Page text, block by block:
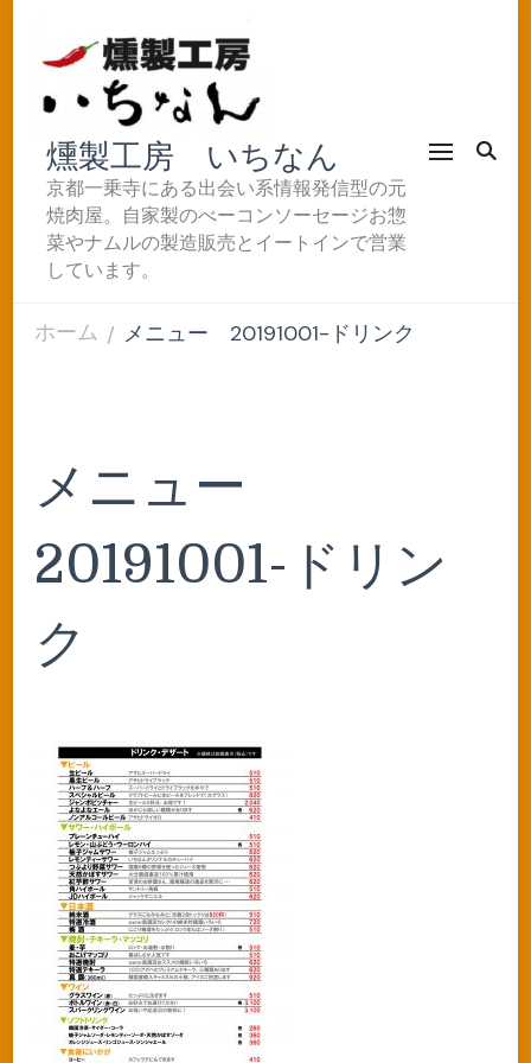
燻製工房 いちなん
京都一乗寺にある出会い系情報発信型の元
焼肉屋。自家製のべーコンソーセージお惣
菜やナムルの製造販売とイートインで営業
しています。
ホーム / メニュー 20191001-ドリンク
メニュー
20191001-ドリン
ク